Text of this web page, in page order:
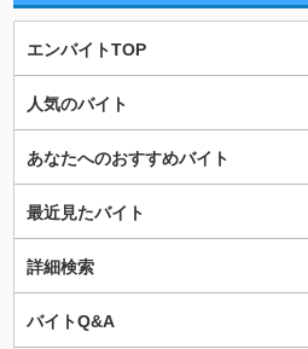
エンバイトTOP
人気のバイト
あなたへのおすすめバイト
最近見たバイト
詳細検索
バイトQ&A